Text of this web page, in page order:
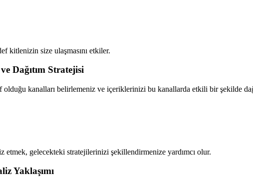
kitlenizin size ulaşmasını etkiler.
Dağıtım Stratejisi
kanalları belirlemeniz ve içeriklerinizi bu kanallarda etkili bir şekilde
gelecekteki stratejilerinizi şekillendirmenize yardımcı olur.
Yaklaşımı